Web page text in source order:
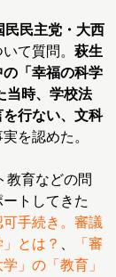
民民主党・大西
て質問。 萩生
「幸福の科学
当時、学校法
行ない、文科
実を認めた。
育などの問
トしてきた
手続き。審議
とは？
「審
」の「教育」